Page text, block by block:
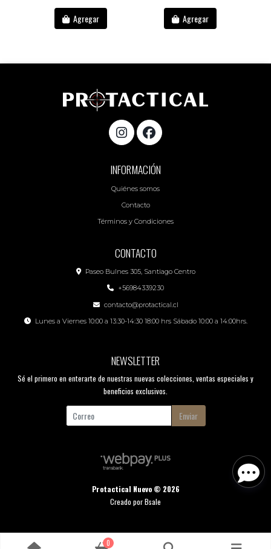
Agregar Agregar
INFORMACIÓN
Quiénes somos
Contacto
Términos y Condiciones
CONTACTO
Paseo Bulnes 305, Santiago Centro
+56984339230
contacto@protactical.cl
Lunes a Viernes 10:00 a 13:30-14:30 18:00 hrs Sábado 10:00 a 14:00hrs.
NEWSLETTER
Sé el primero en enterarte de nuestras nuevas colecciones, ventas especiales y
beneficios exclusivos.
Enviar
Protactical Nuevo © 2026
Creado porBsale
0